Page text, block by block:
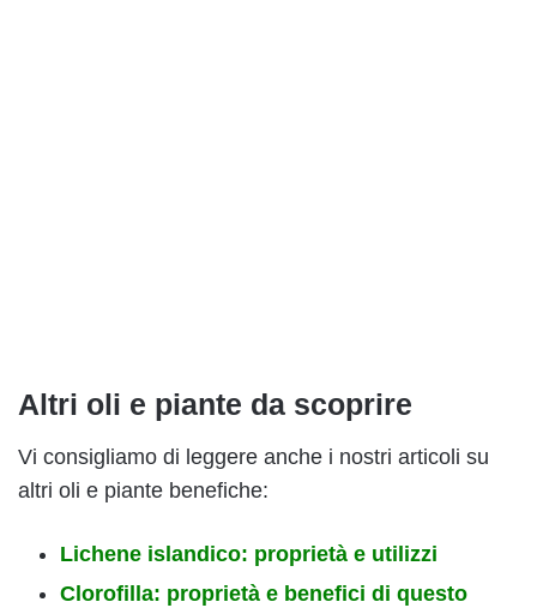
Altri oli e piante da scoprire
Vi consigliamo di leggere anche i nostri articoli su
altri oli e piante benefiche:
Lichene islandico: proprietà e utilizzi
Clorofilla: proprietà e benefici di questo